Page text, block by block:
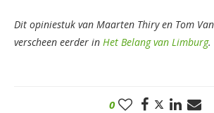
Dit opiniestuk van Maarten Thiry en Tom
verscheen eerder in Het Belang van Limburg.
0